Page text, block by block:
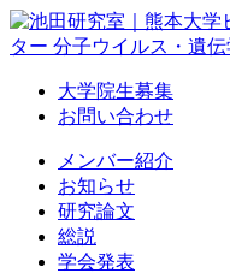
Skip
to
content
大学院生募集
お問い合わせ
メンバー紹介
お知らせ
研究論文
総説
学会発表